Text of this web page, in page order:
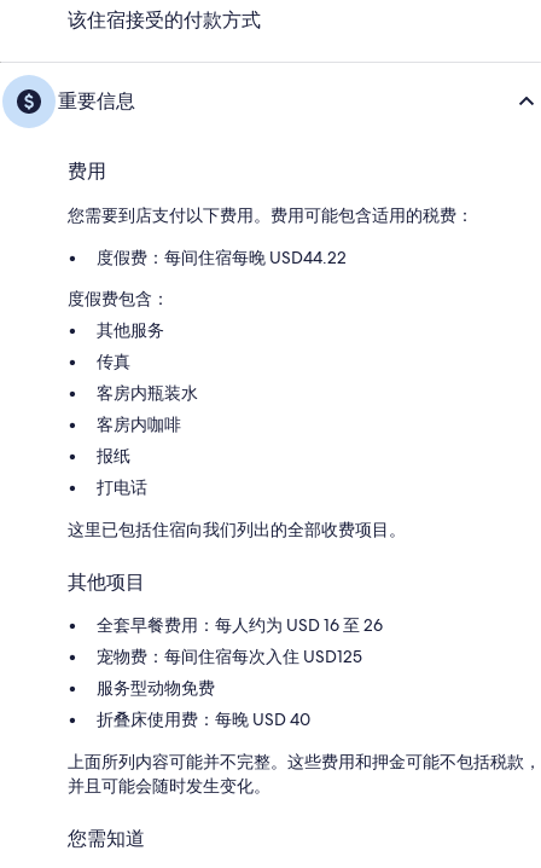
该住宿接受的付款方式
重要信息
费用
您需要到店支付以下费用。费用可能包含适用的税费：
度假费：每间住宿每晚 USD44.22
度假费包含：
其他服务
传真
客房内瓶装水
客房内咖啡
报纸
打电话
这里已包括住宿向我们列出的全部收费项目。
其他项目
全套早餐费用：每人约为 USD 16 至 26
宠物费：每间住宿每次入住 USD125
服务型动物免费
折叠床使用费：每晚 USD 40
上面所列内容可能并不完整。这些费用和押金可能不包括税款，
并且可能会随时发生变化。
您需知道